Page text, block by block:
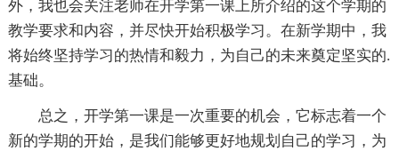
外，我也会关注老师在开学第一课上所介绍的这个学期的
教学要求和内容，并尽快开始积极学习。在新学期中，我
将始终坚持学习的热情和毅力，为自己的未来奠定坚实的.
基础。
总之，开学第一课是一次重要的机会，它标志着一个
新的学期的开始，是我们能够更好地规划自己的学习，为